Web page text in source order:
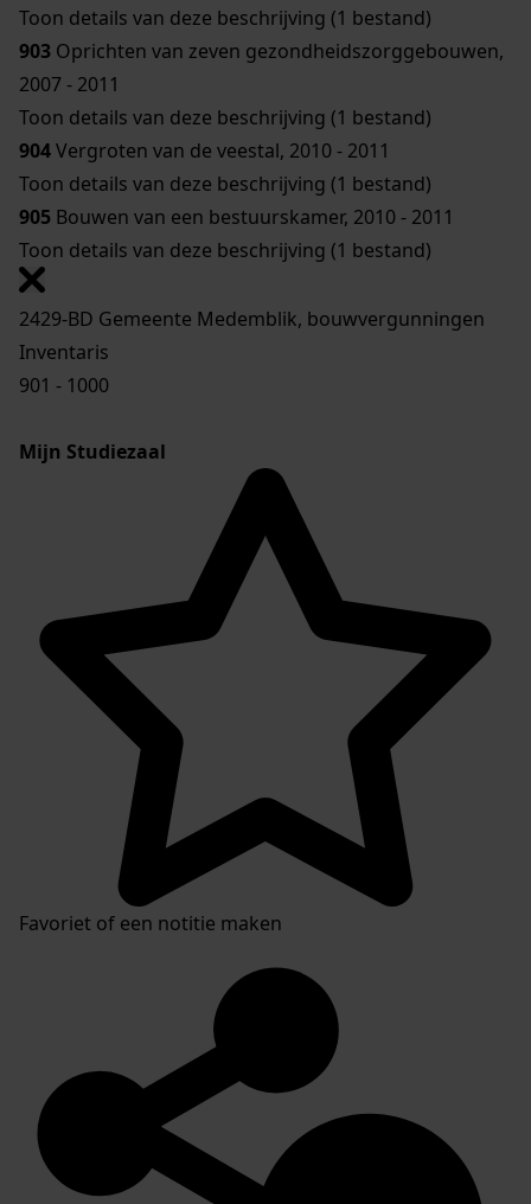
Toon details van deze beschrijving (1 bestand)
903 Oprichten van zeven gezondheidszorggebouwen,
2007 - 2011
Toon details van deze beschrijving (1 bestand)
904Vergroten van de veestal, 2010 - 2011
Toon details van deze beschrijving (1 bestand)
905 Bouwen van een bestuurskamer, 2010 - 2011
Toon details van deze beschrijving (1 bestand)
2429-BD Gemeente Medemblik, bouwvergunningen
Inventaris
901 - 1000
Mijn Studiezaal
Favoriet of een notitie maken